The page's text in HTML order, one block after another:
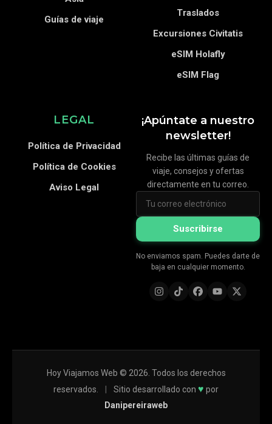
¡Apúntate a nuestro
newsletter!
Recibe las últimas guías de
viaje, consejos y ofertas
directamente en tu correo.
Suscribirse
No enviamos spam. Puedes darte de
baja en cualquier momento.
Guías de viaje
Traslados
Excursiones Civitatis
eSIM Holafly
eSIM Flag
LEGAL
Política de Privacidad
Política de Cookies
Aviso Legal
Hoy Viajamos Web © 2026. Todos los derechos
reservados.
Sitio desarrollado con ♥ por
Danipereiraweb